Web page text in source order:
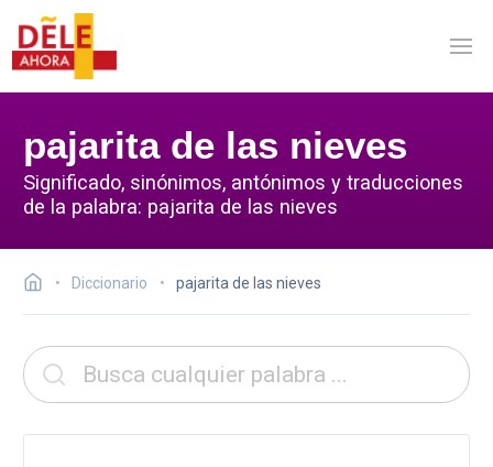
pajarita de las nieves
Significado, sinónimos, antónimos y traducciones
de la palabra: pajarita de las nieves
Diccionario pajarita de las nieves